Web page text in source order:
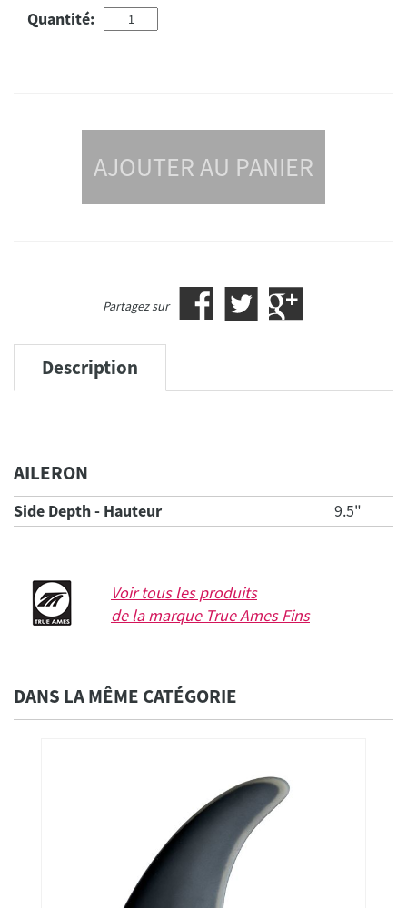
Quantité:
AJOUTER AU PANIER
Partagez sur
Description
AILERON
Side Depth - Hauteur 9.5"
Voir tous les produits
de la marque True Ames Fins
DANS LA MÊME CATÉGORIE